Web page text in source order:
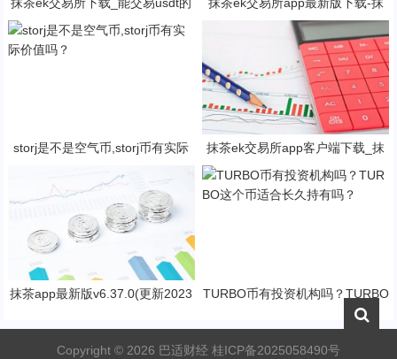
茶ek交易所所有版本
storj是不是空气币,storj币有实际
抹茶ek交易所app客户端下载_抹
茶ek钱包v8.15.2下载
抹茶app最新版v6.37.0(更新2023
TURBO币有投资机构吗？TURBO
这个币适合长久持有吗？
Copyright © 2026 巴适财经桂ICP备2025058490号